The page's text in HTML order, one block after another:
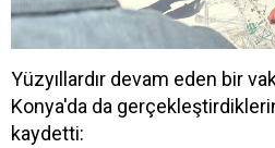
Yüzyıllardır devam eden bir
Konya'da da
kaydetti: